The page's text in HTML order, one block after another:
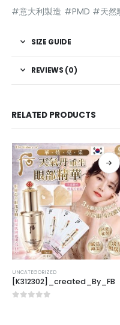
#意大利製造 #PMD #天
SIZE GUIDE
REVIEWS (0)
RELATED PRODUCTS
UNCATEGORIZED
[K312302]_created_By_FB